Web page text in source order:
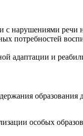
с нарушениями речи
потребностей
адаптации и
особых